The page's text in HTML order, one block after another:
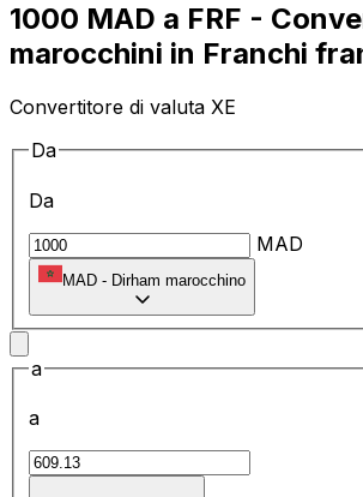
1000 MAD a FRF -
marocchini in Franchi
Convertitore di valuta XE
Da
Da
MAD
MAD - Dirham marocchino
a
a